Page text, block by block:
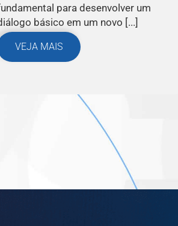
para desenvolver um
básico em um novo [...]
VEJA MAIS